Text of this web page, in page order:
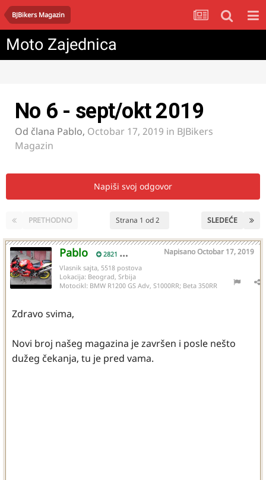
BJBikers Magazin
Moto Zajednica
No 6 - sept/okt 2019
Od člana Pablo, Octobar 17, 2019 in BJBikers
Magazin
Napiši svoj odgovor
PRETHODNO SLEDEĆE
Strana 1 od 2
Pablo 2821 NapisanoOctobar 17, 2019
Vlasnik sajta, 5518 postova
Lokacija: Beograd, Srbija
Motocikl: BMW R1200 GS Adv, S1000RR; Beta 350RR
Zdravo svima,
Novi broj našeg magazina je završen i posle nešto
dužeg čekanja, tu je pred vama.